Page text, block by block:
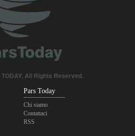
All Rights Reserved.
Pars Today
Chi siamo
Contattaci
RSS